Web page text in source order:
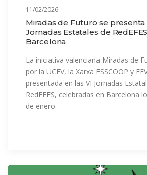
11/02/2026
Miradas de Futuro se presenta
Jornadas Estatales de
Barcelona
La iniciativa valenciana Miradas de
por la UCEV, la Xarxa ESSCOOP y
presentada en las VI Jornadas
RedEFES, celebradas en Barcelona
de enero.